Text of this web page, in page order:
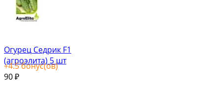
Огурец Седрик F1
(агроэлита) 5 шт
+4.5бонус(ов)
90 ₽